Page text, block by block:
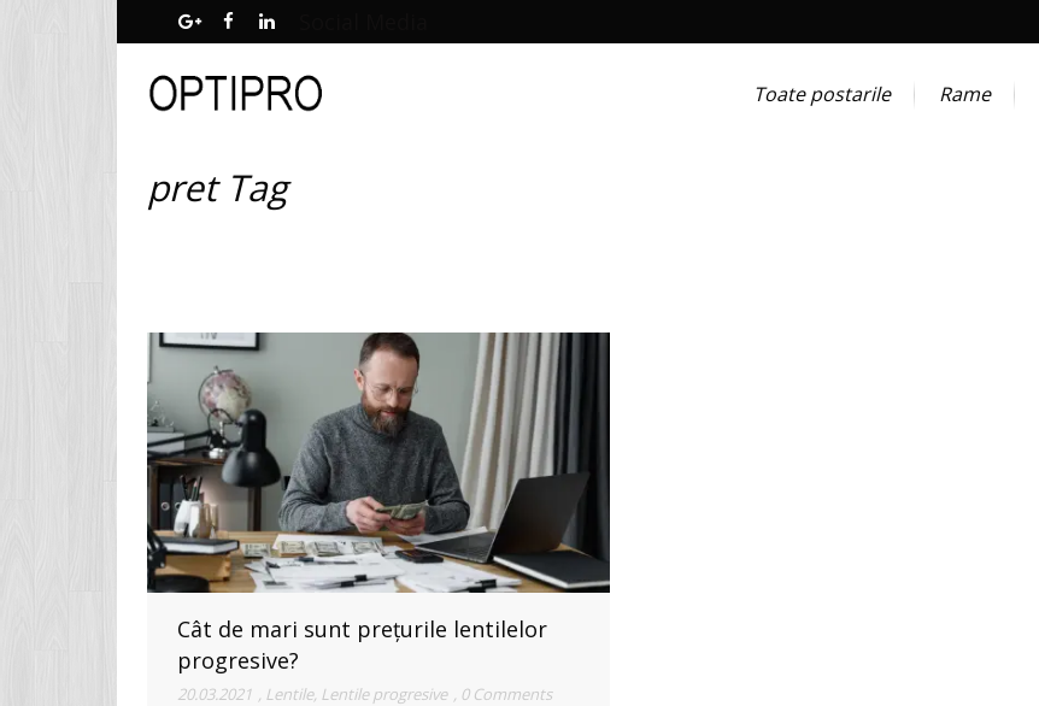
Toate postarile Rame
pret Tag
Cât de mari sunt prețurile lentilelor
progresive?
20.03.2021 , Lentile, Lentile progresive , 0 Comments